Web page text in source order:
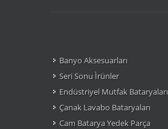
Banyo Aksesuarları
Seri Sonu Ìrünler
Endüstriyel Mutfak Bataryaları
Çanak Lavabo Bataryaları
Cam Batarya Yedek Parça